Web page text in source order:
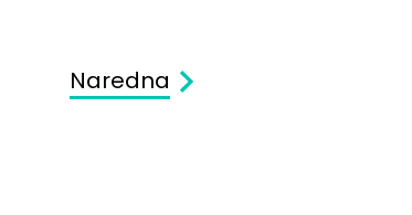
Naredna